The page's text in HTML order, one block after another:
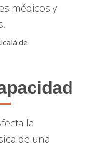
médicos y
la
de una